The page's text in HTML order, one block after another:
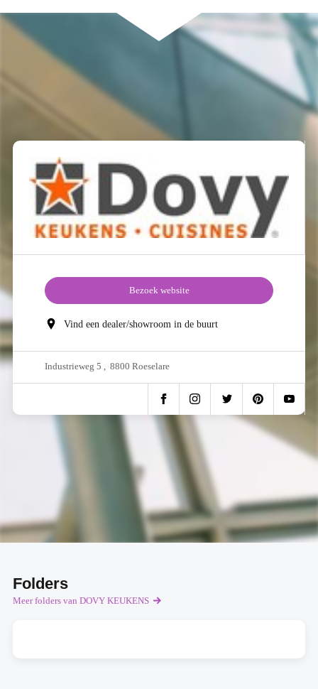
Bezoek website
Vind een dealer/showroom in de buurt
Industrieweg 5 , 8800 Roeselare
Folders
Meer folders van DOVY KEUKENS